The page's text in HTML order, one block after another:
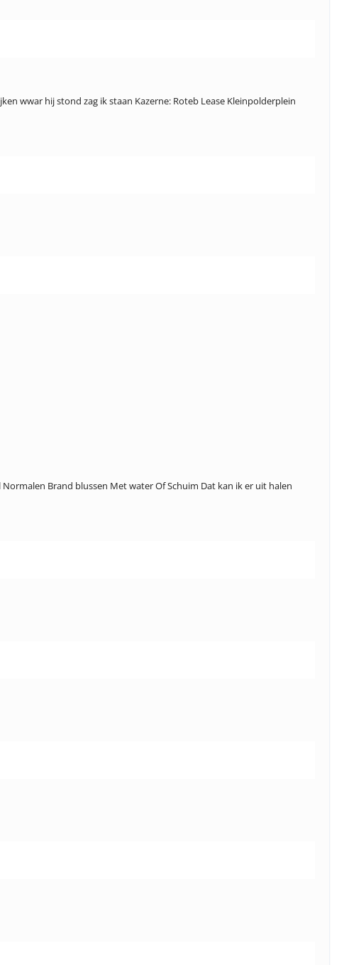
wwar hij stond zag ik staan Kazerne: Roteb Lease Kleinpolderplein
Brand blussen Met water Of Schuim Dat kan ik er uit halen